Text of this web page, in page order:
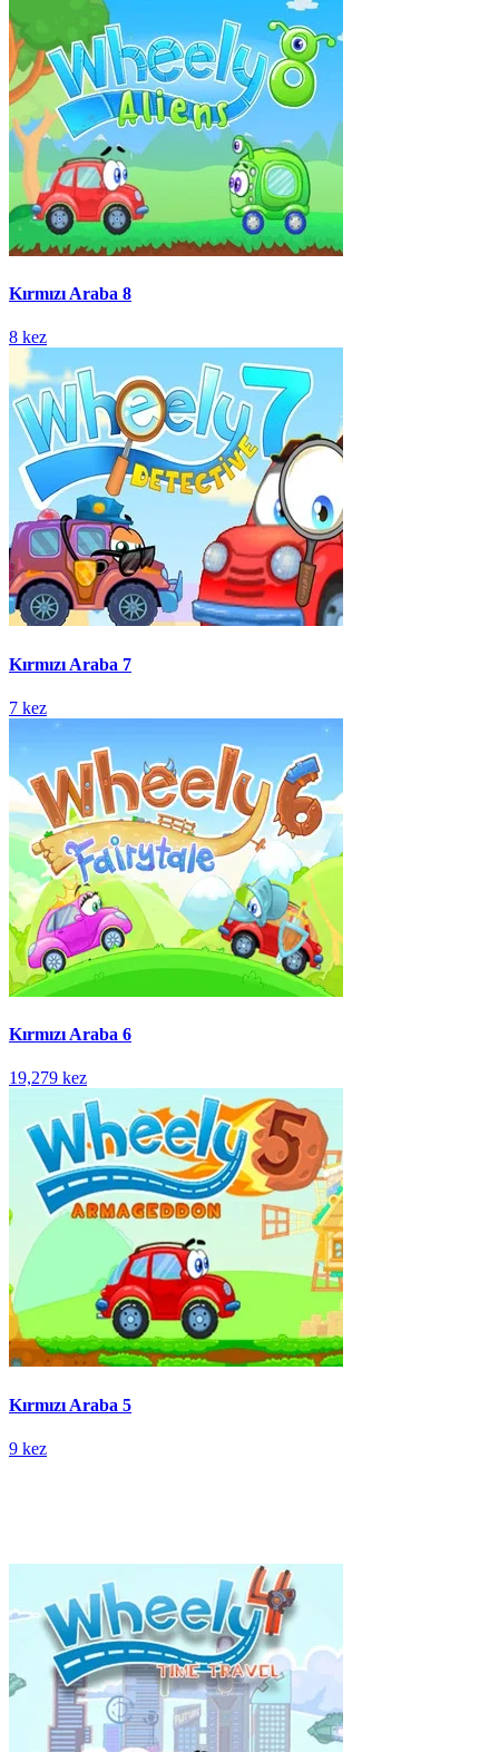
Kırmızı Araba 8
8 kez
Kırmızı Araba 7
7 kez
Kırmızı Araba 6
19,279 kez
Kırmızı Araba 5
9 kez